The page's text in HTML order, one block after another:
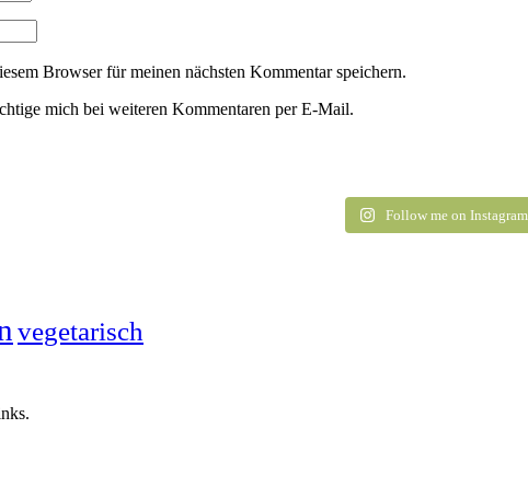
Browser für meinen nächsten Kommentar speichern.
mich bei weiteren Kommentaren per E-Mail.
Follow me on Instagram
vegetarisch